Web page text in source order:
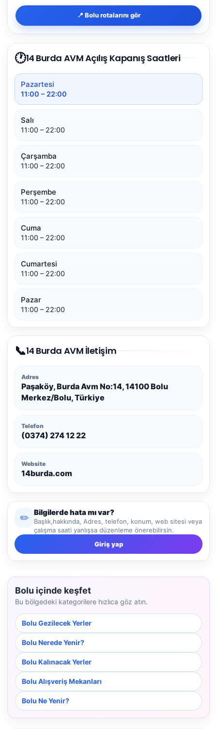
📍 Bolu rotalarını gör
🕐14 Burda AVM Açılış Kapanış Saatleri
Pazartesi
11:00 – 22:00
Salı
11:00 – 22:00
Çarşamba
11:00 – 22:00
Perşembe
11:00 – 22:00
Cuma
11:00 – 22:00
Cumartesi
11:00 – 22:00
Pazar
11:00 – 22:00
📞14 Burda AVM İletişim
Adres
Paşaköy, Burda Avm No:14, 14100 Bolu
Merkez/Bolu, Türkiye
Telefon
(0374) 274 12 22
Website
14burda.com
✏️
Bilgilerde hata mı var?
Başlık,hakkında, Adres, telefon, konum, web sitesi veya
çalışma saati yanlışsa düzenleme önerebilirsin.
Giriş yap
Bolu içinde keşfet
Bu bölgedeki kategorilere hızlıca göz atın.
Bolu Gezilecek Yerler
Bolu Nerede Yenir?
Bolu Kalınacak Yerler
Bolu Alışveriş Mekanları
Bolu Ne Yenir?